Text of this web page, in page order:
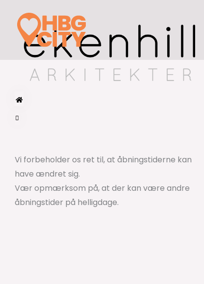
indhold
Vi forbeholder os ret til, at åbningstiderne kan
have ændret sig.
Vær opmærksom på, at der kan være andre
åbningstider på helligdage.